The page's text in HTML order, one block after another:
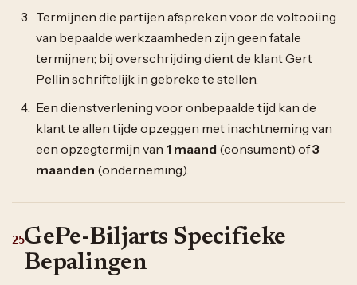
Termijnen die partijen afspreken voor de voltooiing
van bepaalde werkzaamheden zijn geen fatale
termijnen; bij overschrijding dient de klant Gert
Pellin schriftelijk in gebreke te stellen.
Een dienstverlening voor onbepaalde tijd kan de
klant te allen tijde opzeggen met inachtneming van
een opzegtermijn van 1 maand (consument) of3
maanden (onderneming).
25GePe-Biljarts Specifieke
Bepalingen